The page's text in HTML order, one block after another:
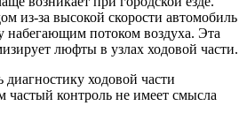
из-за высокой скорости автомобиль
набегающим потоком воздуха. Эта
люфты в узлах ходовой части.
ходовой части
контроль не имеет смысла